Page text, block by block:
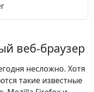
веб-браузер
несложно. Хотя
такие известные